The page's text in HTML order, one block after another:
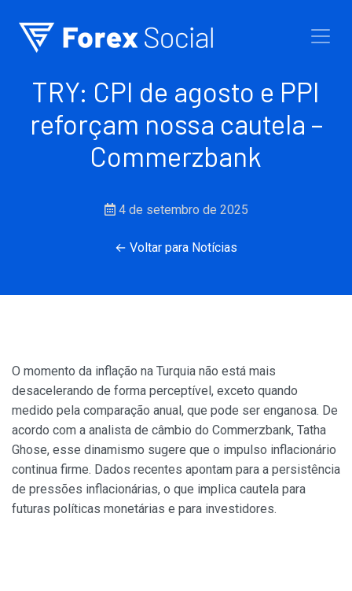
TRY: CPI de agosto e PPI
reforçam nossa cautela –
Commerzbank
4 de setembro de 2025
← Voltar para Notícias
O momento da inflação na Turquia não está mais
desacelerando de forma perceptível, exceto quando
medido pela comparação anual, que pode ser enganosa. De
acordo com a analista de câmbio do Commerzbank, Tatha
Ghose, esse dinamismo sugere que o impulso inflacionário
continua firme. Dados recentes apontam para a persistência
de pressões inflacionárias, o que implica cautela para
futuras políticas monetárias e para investidores.